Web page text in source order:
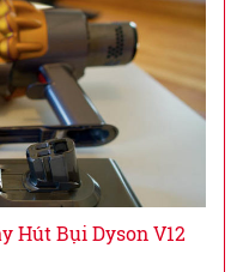
Hút Bụi Dyson V12